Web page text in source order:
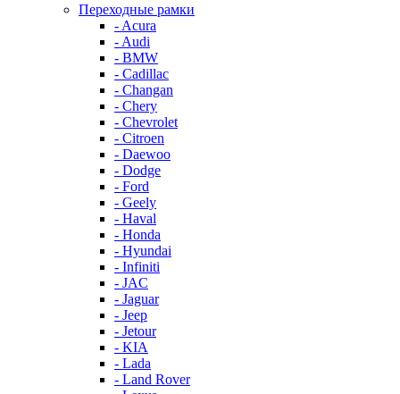
Переходные рамки
- Acura
- Audi
- BMW
- Cadillac
- Changan
- Chery
- Chevrolet
- Citroen
- Daewoo
- Dodge
- Ford
- Geely
- Haval
- Honda
- Hyundai
- Infiniti
- JAC
- Jaguar
- Jeep
- Jetour
- KIA
- Lada
- Land Rover